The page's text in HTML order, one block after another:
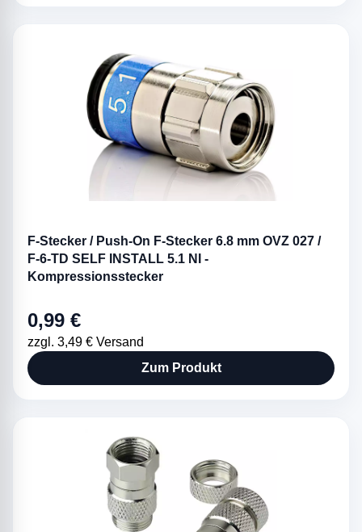
F-Stecker / Push-On F-Stecker 6.8 mm OVZ 027 /
F-6-TD SELF INSTALL 5.1 NI -
Kompressionsstecker
0,99 €
zzgl. 3,49 € Versand
Zum Produkt